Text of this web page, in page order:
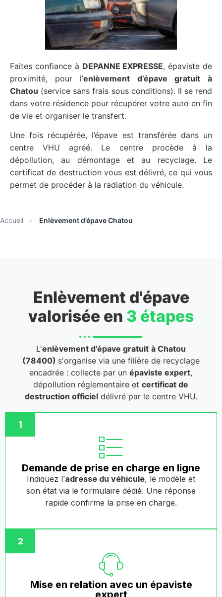
Faites confiance à DEPANNE EXPRESSE, épaviste de
proximité, pour l’enlèvement d’épave gratuit
à
Chatou (service sans frais sous conditions). Il se rend
dans votre résidence pour récupérer votre auto en fin
de vie et organiser le transfert.
Une fois récupérée, l’épave est transférée dans un
centre VHU agréé. Le centre procède à la
dépollution, au démontage et au recyclage. Le
certificat de destruction vous est délivré, ce qui vous
permet de procéder à la radiation du véhicule.
Accueil » Enlèvement d’épave Chatou
Enlèvement d'épave
valorisée en 3 étapes
L'enlèvement d'épave gratuit à Chatou
(78400) s'organise via une filière de recyclage
encadrée : collecte par unépaviste expert,
dépollution réglementaire etcertificat de
destruction officieldélivré par le centre VHU.
1
Demande de prise en charge en ligne
Indiquez l’adresse du véhicule, le modèle et
son état via le formulaire dédié. Une réponse
rapide confirme la prise en charge.
2
Mise en relation avec un épaviste